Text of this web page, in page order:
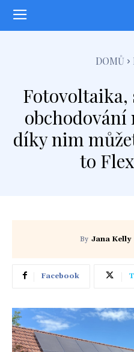
DOMŮ
Fotovoltaika,
obchodování
díky nim
to
By Jana Kelly
Facebook